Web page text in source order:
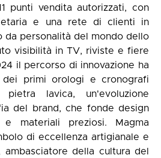
punti vendita autorizzati, con
e una rete di clienti in
da personalità del mondo dello
visibilità in TV, riviste e fiere
il percorso di innovazione ha
dei primi orologi e cronografi
lavica, un'evoluzione
del brand, che fonde design
e materiali preziosi. Magma
di eccellenza artigianale e
ambasciatore della cultura del